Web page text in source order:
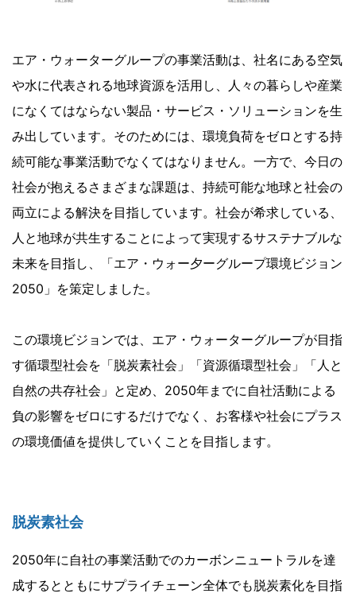
エア・ウォーターグループの事業活動は、社名にある空気
や水に代表される地球資源を活用し、人々の暮らしや産業
になくてはならない製品・サービス・ソリューションを生
み出しています。そのためには、環境負荷をゼロとする持
続可能な事業活動でなくてはなりません。一方で、今日の
社会が抱えるさまざまな課題は、持続可能な地球と社会の
両立による解決を目指しています。社会が希求している、
人と地球が共生することによって実現するサステナブルな
未来を目指し、「エア・ウォー夕ーグループ環境ビジョン
2050」を策定しました。
この環境ビジョンでは、エア・ウォーターグループが目指
す循環型社会を「脱炭素社会」「資源循環型社会」「人と
自然の共存社会」と定め、2050年までに自社活動による
負の影響をゼロにするだけでなく、お客様や社会にプラス
の環境価値を提供していくことを目指します。
脱炭素社会
2050年に自社の事業活動でのカーボンニュートラルを達
成するとともにサプライチェーン全体でも脱炭素化を目指